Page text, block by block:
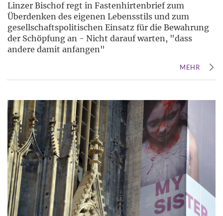
Linzer Bischof regt in Fastenhirtenbrief zum
Überdenken des eigenen Lebensstils und zum
gesellschaftspolitischen Einsatz für die Bewahrung
der Schöpfung an - Nicht darauf warten, "dass
andere damit anfangen"
MEHR